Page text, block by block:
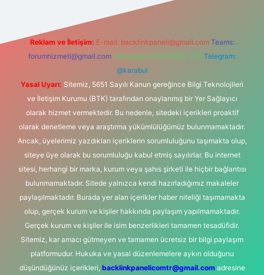
Reklam ve İletişim: E-mail: backlinkpaneli@gmail.com Teams:
forumhizmeti@gmail.com Whatsapp: 0262 606 0 726 Telegram:
@karabul
Yasal Uyarı: Sitemiz, 5651 Sayılı Kanun gereğince Bilgi Teknolojileri
ve İletişim Kurumu (BTK) tarafından onaylanmış bir Yer Sağlayıcı
olarak hizmet vermektedir. Bu nedenle, sitedeki içerikleri proaktif
olarak denetleme veya araştırma yükümlülüğümüz bulunmamaktadır.
Ancak, üyelerimiz yazdıkları içeriklerin sorumluluğunu taşımakta olup,
siteye üye olarak bu sorumluluğu kabul etmiş sayılırlar. Bu internet
sitesi, herhangi bir marka, kurum veya şahıs şirketi ile hiçbir bağlantısı
bulunmamaktadır. Sitede yalnızca kendi hazırladığımız makaleler
paylaşılmaktadır. Burada yer alan içerikler haber niteliği taşımamakta
olup, gerçek kurum ve kişiler hakkında paylaşım yapılmamaktadır.
Gerçek kurum ve kişiler ile isim benzerlikleri tamamen tesadüfidir.
Sitemiz, kar amacı gütmeyen ve tamamen ücretsiz bir bilgi paylaşım
platformudur. Hukuka ve yasal düzenlemelere aykırı olduğunu
düşündüğünüz içerikleri, backlinkpanelicomtr@gmail.comadresine